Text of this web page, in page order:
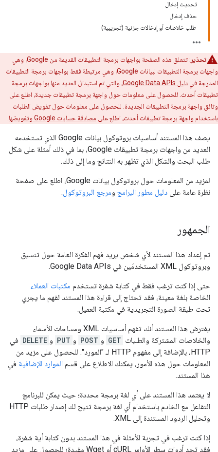
تحديث إدخال
حذف إدخال
طلب خلاصات أو إدخالات جزئية (تجريبية)
تحذير
: تتعلق هذه الصفحة بواجهات برمجة التطبيقات القديمة من Google، وهي
واجهات برمجة التطبيقات لبيانات Google؛ وهي مرتبطة فقط بواجهات برمجة التطبيقات
المدرجة في دليل Google Data APIs
، والتي تم استبدال العديد منها بواجهات برمجة
تطبيقات أحدث. للحصول على معلومات حول واجهة برمجة تطبيقات جديدة، اطلع على
وثائق واجهة برمجة التطبيقات الجديدة. للحصول على معلومات حول تفويض الطلبات
باستخدام واجهة برمجة تطبيقات أحدث، اطلع على مصادقة حسابات Google وتفويضها
يصف هذا المستند أساسيات بروتوكول بيانات Google الذي تستخدمه
العديد من واجهات برمجة تطبيقات Google، بما في ذلك أمثلة على شكل
طلب البحث والشكل الذي تظهر به النتائج وما إلى ذلك.
لمزيد من المعلومات حول بروتوكول بيانات Google، اطلع على صفحة
نظرة عامة على دليل مطور البرامج ومرجع البروتوكول.
الجمهور
تم إعداد هذا المستند لأي شخص يريد فهم الفكرة العامة حول تنسيق
وبروتوكول XML المستخدمَين في Google Data APIs.
حتى إذا كنت ترغب فقط في كتابة شفرة تستخدم مكتبات العملاء
الخاصة بلغة معينة، فقد تحتاج إلى قراءة هذا المستند لفهم ما يجري
تحت طبقة الصورة التجريدية في مكتبة العميل.
يفترض هذا المستند أنك تفهم أساسيات XML ومساحات الأسماء
والخلاصات المشتركة والطلبات GET و POST و PUT و DELETE في
HTTP، بالإضافة إلى مفهوم HTTP لـ "المورد". للحصول على مزيد من
المعلومات حول هذه الأمور، يمكنك الاطلاع على قسم الموارد الإضافية في
هذا المستند.
لا يعتمد هذا المستند على أي لغة برمجة محددة؛ حيث يمكن للبرنامج
التفاعل مع الخادم باستخدام أي لغة برمجة تتيح لك إصدار طلبات HTTP
وتحليل الردود المستندة إلى XML.
إذا كنت ترغب في تجربة الأمثلة في هذا المستند بدون كتابة أية شفرة،
فقد تجد أدوات سطر الأوامر cURL أو Wget مفيدة؛ للحصول على مزيد